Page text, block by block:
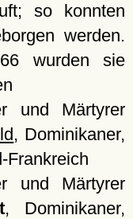
so konnten
werden.
wurden sie
und Märtyrer
, Dominikaner,
Frankreich
und Märtyrer
, Dominikaner,